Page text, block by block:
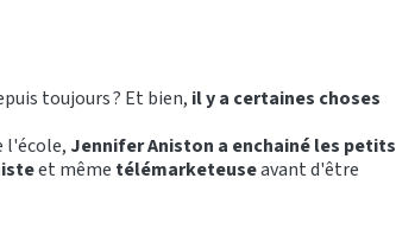
toujours ? Et bien, il y a certaines choses
l'école, Jennifer Aniston a enchainé les petits
et même télémarketeuseavant d'être